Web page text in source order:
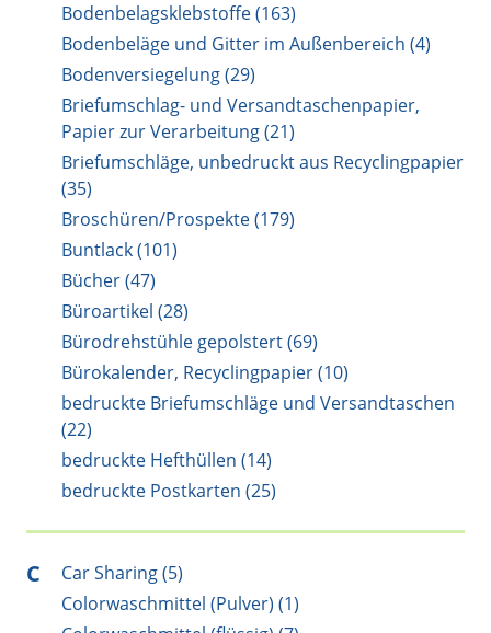
Bodenbelagsklebstoffe (163)
Bodenbeläge und Gitter im Außenbereich (4)
Bodenversiegelung (29)
Briefumschlag- und Versandtaschenpapier,
Papier zur Verarbeitung (21)
Briefumschläge, unbedruckt aus Recyclingpapier
(35)
Broschüren/Prospekte (179)
Buntlack (101)
Bücher (47)
Büroartikel (28)
Bürodrehstühle gepolstert (69)
Bürokalender, Recyclingpapier (10)
bedruckte Briefumschläge und Versandtaschen
(22)
bedruckte Hefthüllen (14)
bedruckte Postkarten (25)
C
Car Sharing (5)
Colorwaschmittel (Pulver) (1)